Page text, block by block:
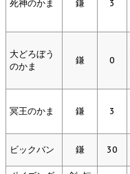
死神のかま 鎌 3
大どろぼう
のかま
鎌 0
冥王のかま 鎌 3
ビックバン 鎌 30